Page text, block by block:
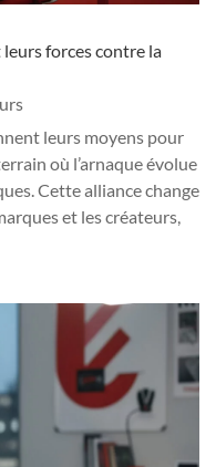
forces contre la
leurs moyens pour
où l’arnaque évolue
Cette alliance change
et les créateurs,